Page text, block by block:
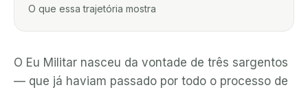
O que essa trajetória mostra
O Eu Militar nasceu da vontade de três sargentos
— que já haviam passado por todo o processo de